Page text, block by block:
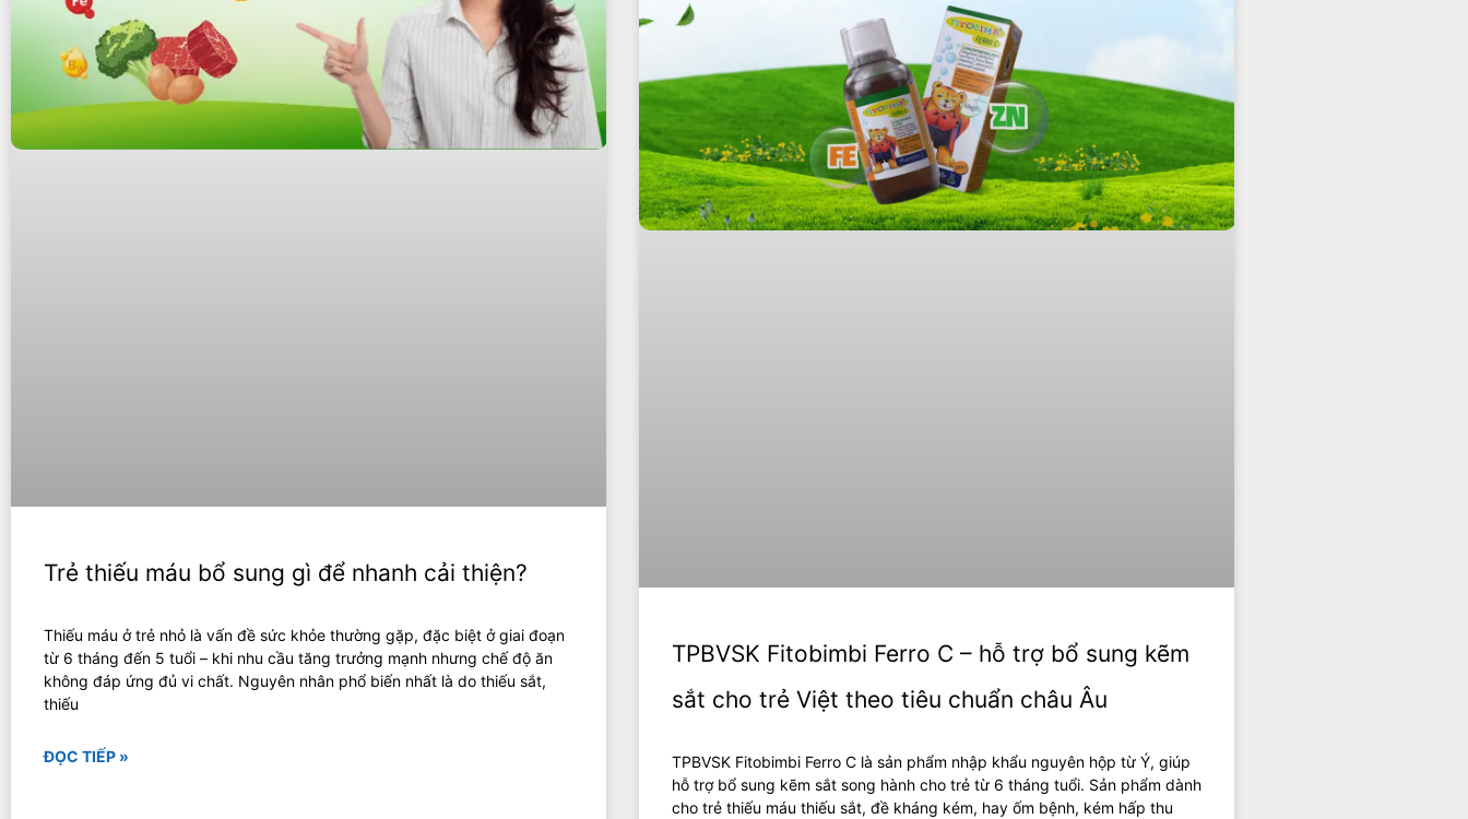
Trẻ thiếu máu bổ sung gì để nhanh cải thiện?
Thiếu máu ở trẻ nhỏ là vấn đề sức khỏe thường gặp, đặc biệt ở giai đoạn
từ 6 tháng đến 5 tuổi – khi nhu cầu tăng trưởng mạnh nhưng chế độ ăn
không đáp ứng đủ vi chất. Nguyên nhân phổ biến nhất là do thiếu sắt,
thiếu
ĐỌC TIẾP »
TPBVSK Fitobimbi Ferro C – hỗ trợ bổ sung kẽm
sắt cho trẻ Việt theo tiêu chuẩn châu Âu
TPBVSK Fitobimbi Ferro C là sản phẩm nhập khẩu nguyên hộp từ Ý, giúp
hỗ trợ bổ sung kẽm sắt song hành cho trẻ từ 6 tháng tuổi. Sản phẩm dành
cho trẻ thiếu máu thiếu sắt, đề kháng kém, hay ốm bệnh, kém hấp thu